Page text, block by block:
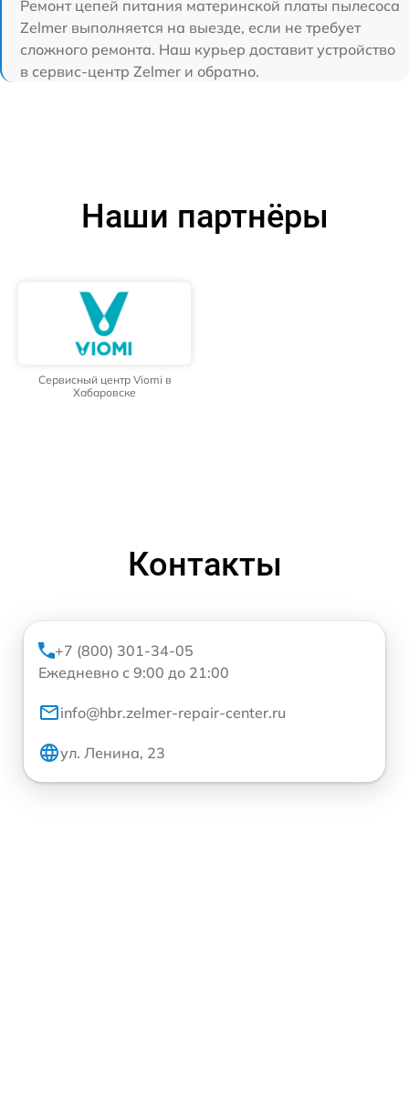
Ремонт цепей питания материнской платы пылесоса
Zelmer выполняется на выезде, если не требует
сложного ремонта. Наш курьер доставит устройство
в сервис-центр Zelmer и обратно.
Наши партнёры
Сервисный центр Viomi в
Хабаровске
Контакты
+7 (800) 301-34-05
Ежедневно с 9:00 до 21:00
info@hbr.zelmer-repair-center.ru
ул. Ленина, 23